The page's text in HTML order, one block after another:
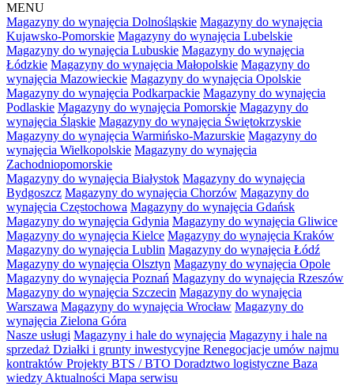
MENU
Magazyny do wynajęcia Dolnośląskie Magazyny do wynajęcia
Kujawsko-Pomorskie Magazyny do wynajęcia Lubelskie
Magazyny do wynajęcia Lubuskie Magazyny do wynajęcia
Łódzkie Magazyny do wynajęcia Małopolskie Magazyny do
wynajęcia Mazowieckie Magazyny do wynajęcia Opolskie
Magazyny do wynajęcia Podkarpackie Magazyny do wynajęcia
Podlaskie Magazyny do wynajęcia Pomorskie Magazyny do
wynajęcia Śląskie Magazyny do wynajęcia Świętokrzyskie
Magazyny do wynajęcia Warmińsko-Mazurskie Magazyny do
wynajęcia Wielkopolskie Magazyny do wynajęcia
Zachodniopomorskie
Magazyny do wynajęcia Białystok Magazyny do wynajęcia
Bydgoszcz Magazyny do wynajęcia Chorzów Magazyny do
wynajęcia Częstochowa Magazyny do wynajęcia Gdańsk
Magazyny do wynajęcia Gdynia Magazyny do wynajęcia Gliwice
Magazyny do wynajęcia Kielce Magazyny do wynajęcia Kraków
Magazyny do wynajęcia Lublin Magazyny do wynajęcia Łódź
Magazyny do wynajęcia Olsztyn Magazyny do wynajęcia Opole
Magazyny do wynajęcia Poznań Magazyny do wynajęcia Rzeszów
Magazyny do wynajęcia Szczecin Magazyny do wynajęcia
Warszawa Magazyny do wynajęcia Wrocław Magazyny do
wynajęcia Zielona Góra
Nasze usługi Magazyny i hale do wynajęcia Magazyny i hale na
sprzedaż Działki i grunty inwestycyjne Renegocjacje umów najmu
kontraktów Projekty BTS / BTO Doradztwo logistyczne Baza
wiedzy Aktualności Mapa serwisu